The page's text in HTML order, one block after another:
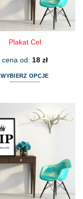
Plakat Cel
cena od: 18 zł
WYBIERZ OPCJE
wiele
wariantów.
Opcje
można
wybrać
na
stronie
produktu